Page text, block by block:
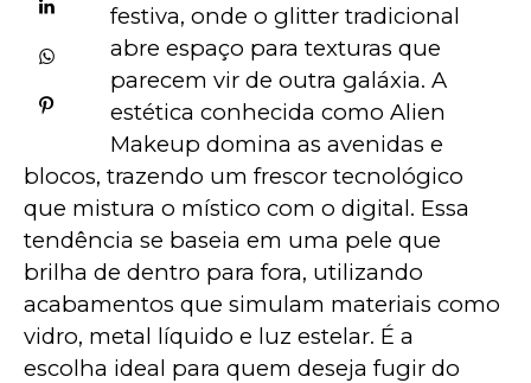
festiva, onde o glitter tradicional
abre espaço para texturas que
parecem vir de outra galáxia. A
estética conhecida como Alien
Makeup domina as avenidas e
blocos, trazendo um frescor tecnológico
que mistura o místico com o digital. Essa
tendência se baseia em uma pele que
brilha de dentro para fora, utilizando
acabamentos que simulam materiais como
vidro, metal líquido e luz estelar. É a
escolha ideal para quem deseja fugir do